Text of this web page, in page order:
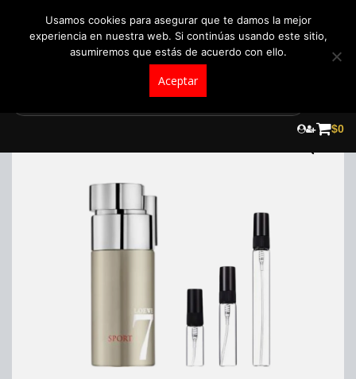
$0
Usamos cookies para asegurar que te damos la mejor
experiencia en nuestra web. Si continúas usando este sitio,
asumiremos que estás de acuerdo con ello.
Aceptar